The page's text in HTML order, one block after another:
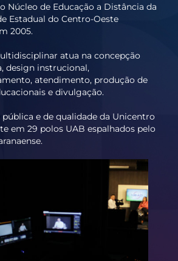
Núcleo de Educação a Distância da
Estadual do Centro-Oeste
2005.
atua na concepção
design instrucional,
atendimento, produção de
e divulgação.
pública e de qualidade da Unicentro
em 29 polos UAB espalhados pelo